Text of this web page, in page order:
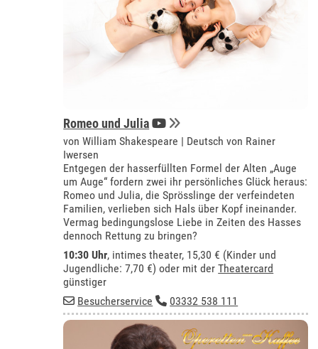
Romeo und Julia
von William Shakespeare | Deutsch von Rainer
Iwersen
Entgegen der hasserfüllten Formel der Alten „Auge
um Auge“ fordern zwei ihr persönliches Glück heraus:
Romeo und Julia, die Sprösslinge der verfeindeten
Familien, verlieben sich Hals über Kopf ineinander.
Vermag bedingungslose Liebe in Zeiten des Hasses
dennoch Rettung zu bringen?
10:30 Uhr, intimes theater, 15,30 € (Kinder und
Jugendliche: 7,70 €) oder mit derTheatercard
günstiger
Besucherservice
03332 538 111